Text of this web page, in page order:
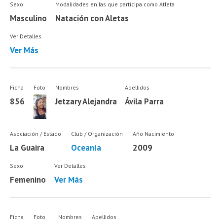
Sexo
Masculino
Modalidades en las que participa como Atleta
Natación con Aletas
Ver Detalles
Ver Más
Ficha
856
Foto Nombres
Jetzary Alejandra
Apellidos
Ávila Parra
Asociación / Estado
La Guaira
Club / Organización
Oceanía
Año Nacimiento
2009
Sexo
Femenino
Ver Detalles
Ver Más
Ficha Foto Nombres Apellidos